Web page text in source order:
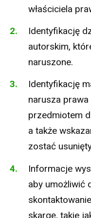
właściciela
Identyfikację
autorskim,
naruszone.
Identyfikację
narusza
przedmiotem
a także
zostać
Informacje
aby umożliwić
skargę, takie